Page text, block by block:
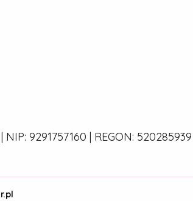
9291757160 | REGON: 520285939